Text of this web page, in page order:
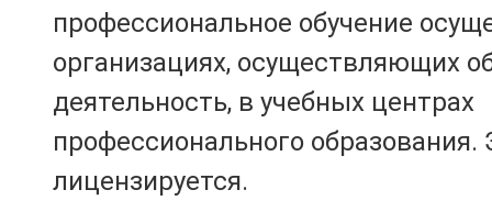
профессиональное обучение
организациях, осуществляющих
деятельность, в учебных центрах
профессионального образования.
лицензируется.